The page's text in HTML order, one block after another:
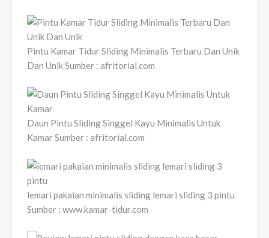
Pintu Kamar Tidur Sliding Minimalis Terbaru Dan Unik
Dan Unik Sumber : afritorial.com
Daun Pintu Sliding Singgel Kayu Minimalis Untuk
Kamar Sumber : afritorial.com
lemari pakaian minimalis sliding lemari sliding 3 pintu
Sumber : www.kamar-tidur.com